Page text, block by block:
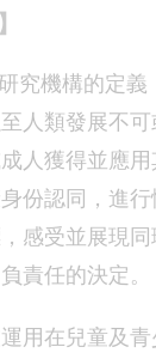
究機構的定義
人類發展不可
人獲得並應
份認同，進
感受並展現
責任的決定。
用在兒童及